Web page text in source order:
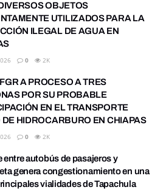
OBJETOS
UTILIZADOS PARA LA
ILEGAL DE AGUA EN
0 2K
A PROCESO A TRES
POR SU PROBABLE
EN EL TRANSPORTE
DE HIDROCARBURO EN CHIAPAS
0 2K
entre autobús de pasajeros y
genera congestionamiento en una
vialidades de Tapachula